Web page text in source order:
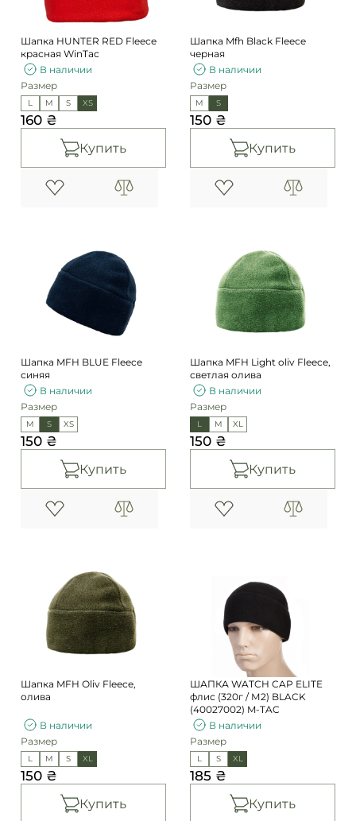
Шапка HUNTER RED Fleece
красная WinTac
В наличии
Размер
L M S XS
160 ₴
Купить
Шапка Mfh Black Fleece
черная
В наличии
Размер
M S
150 ₴
Купить
Шапка MFH BLUE Fleece
синяя
В наличии
Размер
M S XS
150 ₴
Купить
Шапка MFH Light oliv Fleece,
светлая олива
В наличии
Размер
L M XL
150 ₴
Купить
Шапка MFH Оliv Fleece,
олива
В наличии
Размер
L M S XL
150 ₴
Купить
ШАПКА WATCH CAP ELITE
флис (320г / М2) BLACK
(40027002) M-TAC
В наличии
Размер
L S XL
185 ₴
Купить